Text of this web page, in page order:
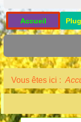
Accueil
Vous êtes ici :